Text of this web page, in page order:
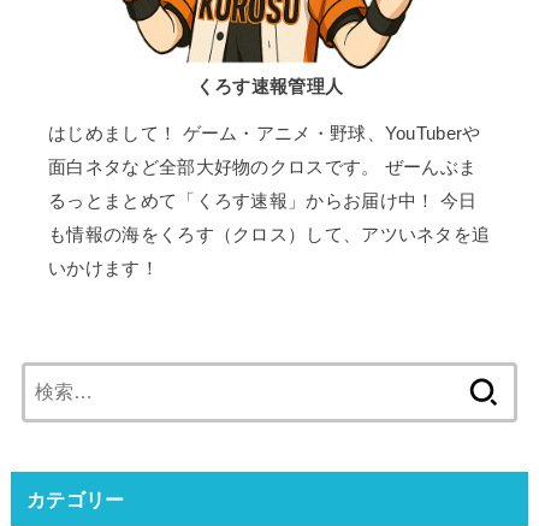
くろす速報管理人
はじめまして！ ゲーム・アニメ・野球、YouTuberや
面白ネタなど全部大好物のクロスです。 ぜーんぶま
るっとまとめて「くろす速報」からお届け中！ 今日
も情報の海をくろす（クロス）して、アツいネタを追
いかけます！
索:
カテゴリー